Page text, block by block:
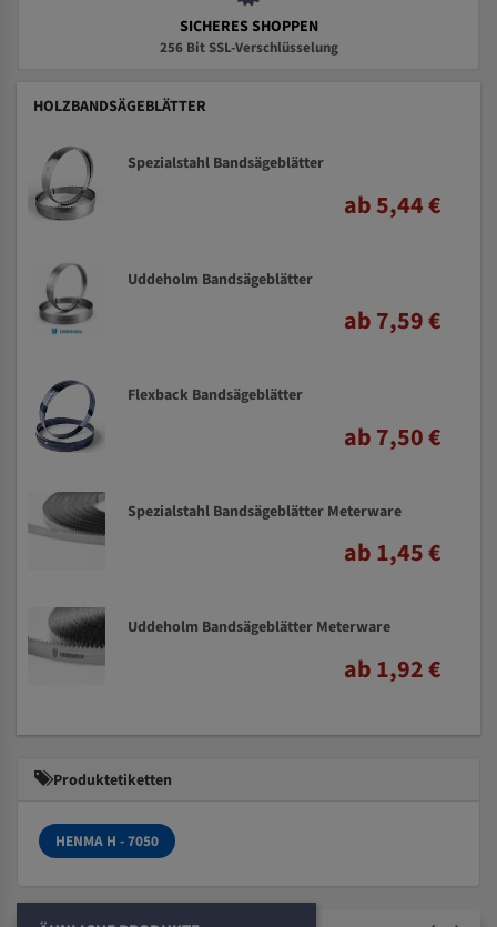
SICHERES SHOPPEN
256 Bit SSL-Verschlüsselung
HOLZBANDSÄGEBLÄTTER
Spezialstahl Bandsägeblätter
ab 5,44 €
Uddeholm Bandsägeblätter
ab 7,59 €
Flexback Bandsägeblätter
ab 7,50 €
Spezialstahl Bandsägeblätter Meterware
ab 1,45 €
Uddeholm Bandsägeblätter Meterware
ab 1,92 €
Produktetiketten
HENMA H - 7050